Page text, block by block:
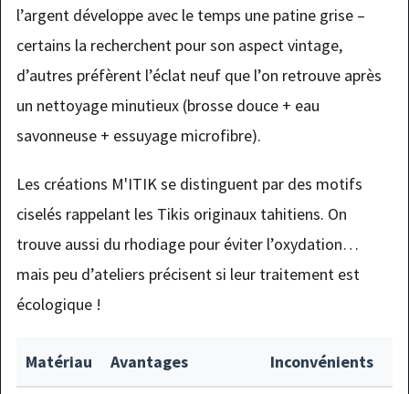
l’argent développe avec le temps une patine grise –
certains la recherchent pour son aspect vintage,
d’autres préfèrent l’éclat neuf que l’on retrouve après
un nettoyage minutieux (brosse douce + eau
savonneuse + essuyage microfibre).
Les créations M'ITIK se distinguent par des motifs
ciselés rappelant les Tikis originaux tahitiens. On
trouve aussi du rhodiage pour éviter l’oxydation…
mais peu d’ateliers précisent si leur traitement est
écologique !
Matériau Avantages Inconvénients